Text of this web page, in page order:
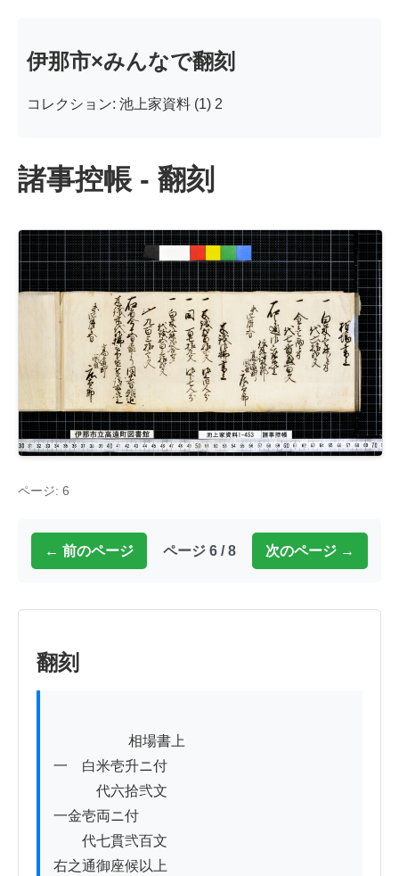
伊那市×みんなで翻刻
コレクション: 池上家資料 (1) 2
諸事控帳 - 翻刻
ページ: 6
← 前のページ ページ 6 / 8 次のページ →
翻刻
一　白米壱升ニ付
代六拾弐文
一金壱両ニ付
代七貫弐百文
右之通御座候以上